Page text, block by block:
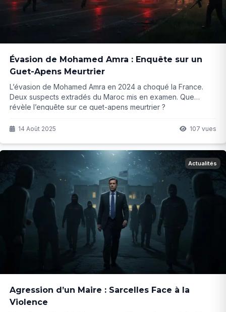
Évasion de Mohamed Amra : Enquête sur un
Guet-Apens Meurtrier
L’évasion de Mohamed Amra en 2024 a choqué la France.
Deux suspects extradés du Maroc mis en examen. Que
révèle l’enquête sur ce guet-apens meurtrier ?
14 Août 2025 107 vues
Actualités
Agression d’un Maire : Sarcelles Face à la
Violence